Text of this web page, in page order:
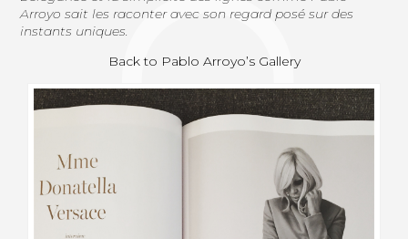
Arroyo sait les raconter avec son regard posé sur des
instants uniques.
Back to Pablo Arroyo’s Gallery